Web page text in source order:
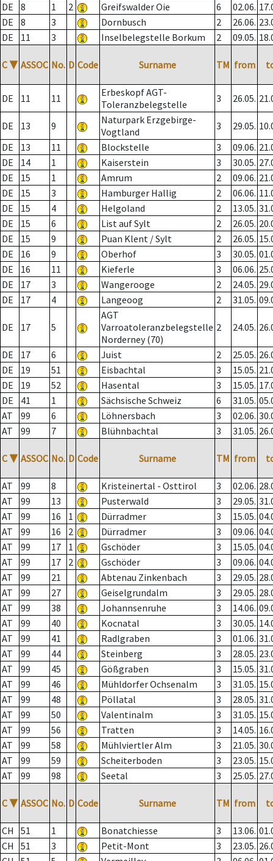
DE
8 1 2 Greifswalder Oie 6 02.06.
DE
8 3 Dornbusch 2 26.06.
DE
11 3 Inselbelegstelle Borkum 2 09.05.
C ▼ ASSOC No. D Code Surname TM from
DE 11 11
Erbeskopf AGT-
Toleranzbelegstelle
3 26.05.
DE 13 9
Naturpark Erzgebirge-
Vogtland
3 29.05.
DE
13 11 Blockstelle 3 09.06.
DE
14 1 Kaiserstein 3 30.05.
DE
15 1 Amrum 2 09.06.
DE
15 3 Hamburger Hallig 2 06.06.
DE
15 4 Helgoland 2 13.05.
DE
15 6 List auf Sylt 2 26.05.
DE
15 9 Puan Klent / Sylt 2 26.05.
DE
16 9 Oberhof 3 30.05.
DE
16 11 Kieferle 3 06.06.
DE
17 3 Wangerooge 2 24.05.
DE
17 4 Langeoog 2 31.05.
DE 17 5
AGT
Varroatoleranzbelegstelle
Norderney (70)
2 24.05.
DE 17 6 Juist 2 25.05.
DE
19 51 Eisbachtal 3 15.05.
DE
19 52 Hasental 3 15.05.
DE
41 1 Sächsische Schweiz 6 31.05.
AT
99 6 Löhnersbach 3 02.06.
AT
99 7 Blühnbachtal 3 31.05.
C ▼ ASSOC No. D Code Surname TM from
AT 99 8 Kristeinertal - Osttirol 3 02.06.
AT
99 13 Pusterwald 3 29.05.
AT
99 16 1 Dürradmer 3 15.05.
AT
99 16 2 Dürradmer 3 09.06.
AT
99 17 1 Gschöder 3 15.05.
AT
99 17 2 Gschöder 3 09.06.
AT
99 21 Abtenau Zinkenbach 3 29.05.
AT
99 27 Geiselgrundalm 3 29.05.
AT
99 38 Johannsenruhe 3 14.06.
AT
99 40 Kocnatal 3 30.05.
AT
99 41 Radlgraben 3 01.06.
AT
99 44 Steinberg 3 28.05.
AT
99 45 Gößgraben 3 15.05.
AT
99 46 Mühldorfer Ochsenalm 3 31.05.
AT
99 48 Pöllatal 3 28.05.
AT
99 50 Valentinalm 3 31.05.
AT
99 56 Tratten 3 14.05.
AT
99 58 Mühlviertler Alm 3 21.05.
AT
99 59 Scheiterboden 3 23.05.
AT
99 98 Seetal 3 25.05.
C ▼ ASSOC No. D Code Surname TM from
CH 51 1 Bonatchiesse 3 13.06.
CH
51 3 Petit-Mont 3 23.05.